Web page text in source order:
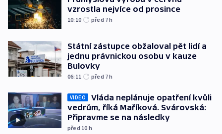
vzrostla nejvíce od prosince
10:10 před 7h
Státní zástupce obžaloval pět lidí a
jednu právnickou osobu v kauze
Bulovky
06:11 před 7h
VIDEO
Vláda neplánuje opatření kvůli
vedrům, říká Maříková. Svárovská:
Připravme se na následky
před 10 h